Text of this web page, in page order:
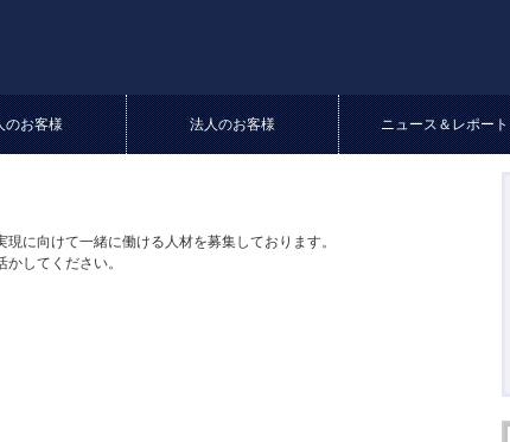
のお客様 法人のお客様 ニュース＆レポート
に向けて一緒に働ける人材を募集しております。
してください。